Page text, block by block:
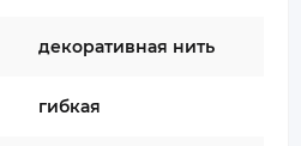
декоративная нить
гибкая